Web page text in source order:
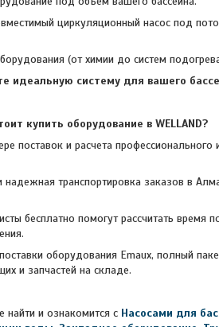
циркуляционный насос под
(от химии до систем
идеальную систему для вашего
купить оборудование в WELLAND?
и расчета профессионального
надежная транспортировка заказов в
бесплатно помогут рассчитать
оборудования Emaux, полный
и запчастей на складе.
и ознакомится с Насосами для